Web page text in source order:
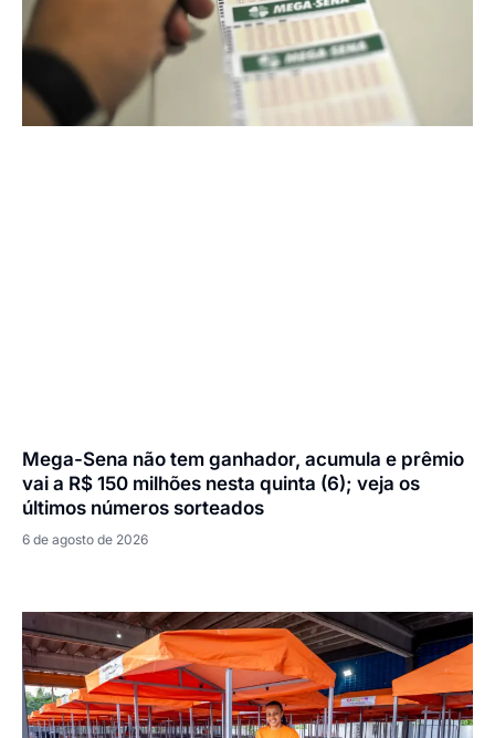
Mega-Sena não tem ganhador, acumula e prêmio
vai a R$ 150 milhões nesta quinta (6); veja os
últimos números sorteados
6 de agosto de 2026